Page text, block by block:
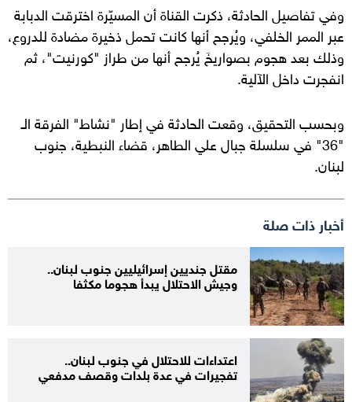
وفي تفاصيل الحادثة، ذكرت القناة أن المسيّرة اخترقت الدبابة
عبر الممر الخلفي، ويُرجح أنها كانت تحمل ذخيرة مضادة للدروع،
وذلك بعد هجوم بصواريخَ يُرجح أنها من طراز "كورنيت"، ثم
انفجرت داخل الآلية.
وبحسب التحقيق، وقعت الحادثة في إطار "نشاط" الفرقة الـ
"36" في سلسلة جبال علي الطاهر، قضاء النبطية، جنوب
لبنان.
أخبار ذات صلة
مقتل جنديين إسرائيليين جنوب لبنان..
وجيش الاحتلال يبدأ هجوما مكثفا
اعتداءات للاحتلال في جنوب لبنان..
تفجيرات في عدة بلدات وقصف مدفعي